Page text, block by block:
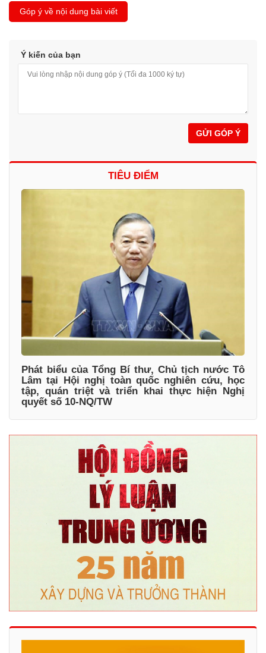
Góp ý về nội dung bài viết
Ý kiến của bạn
GỬI GÓP Ý
TIÊU ĐIỂM
Phát biểu của Tổng Bí thư, Chủ tịch nước Tô
Lâm tại Hội nghị toàn quốc nghiên cứu, học
tập, quán triệt và triển khai thực hiện Nghị
quyết số 10-NQ/TW